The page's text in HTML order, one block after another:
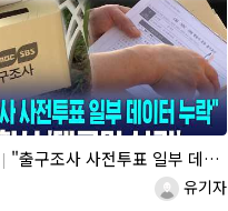
"출구조사 사전투표 일부 데이터 누락"..조사 회사 '대국민 사과'
등록자유기자